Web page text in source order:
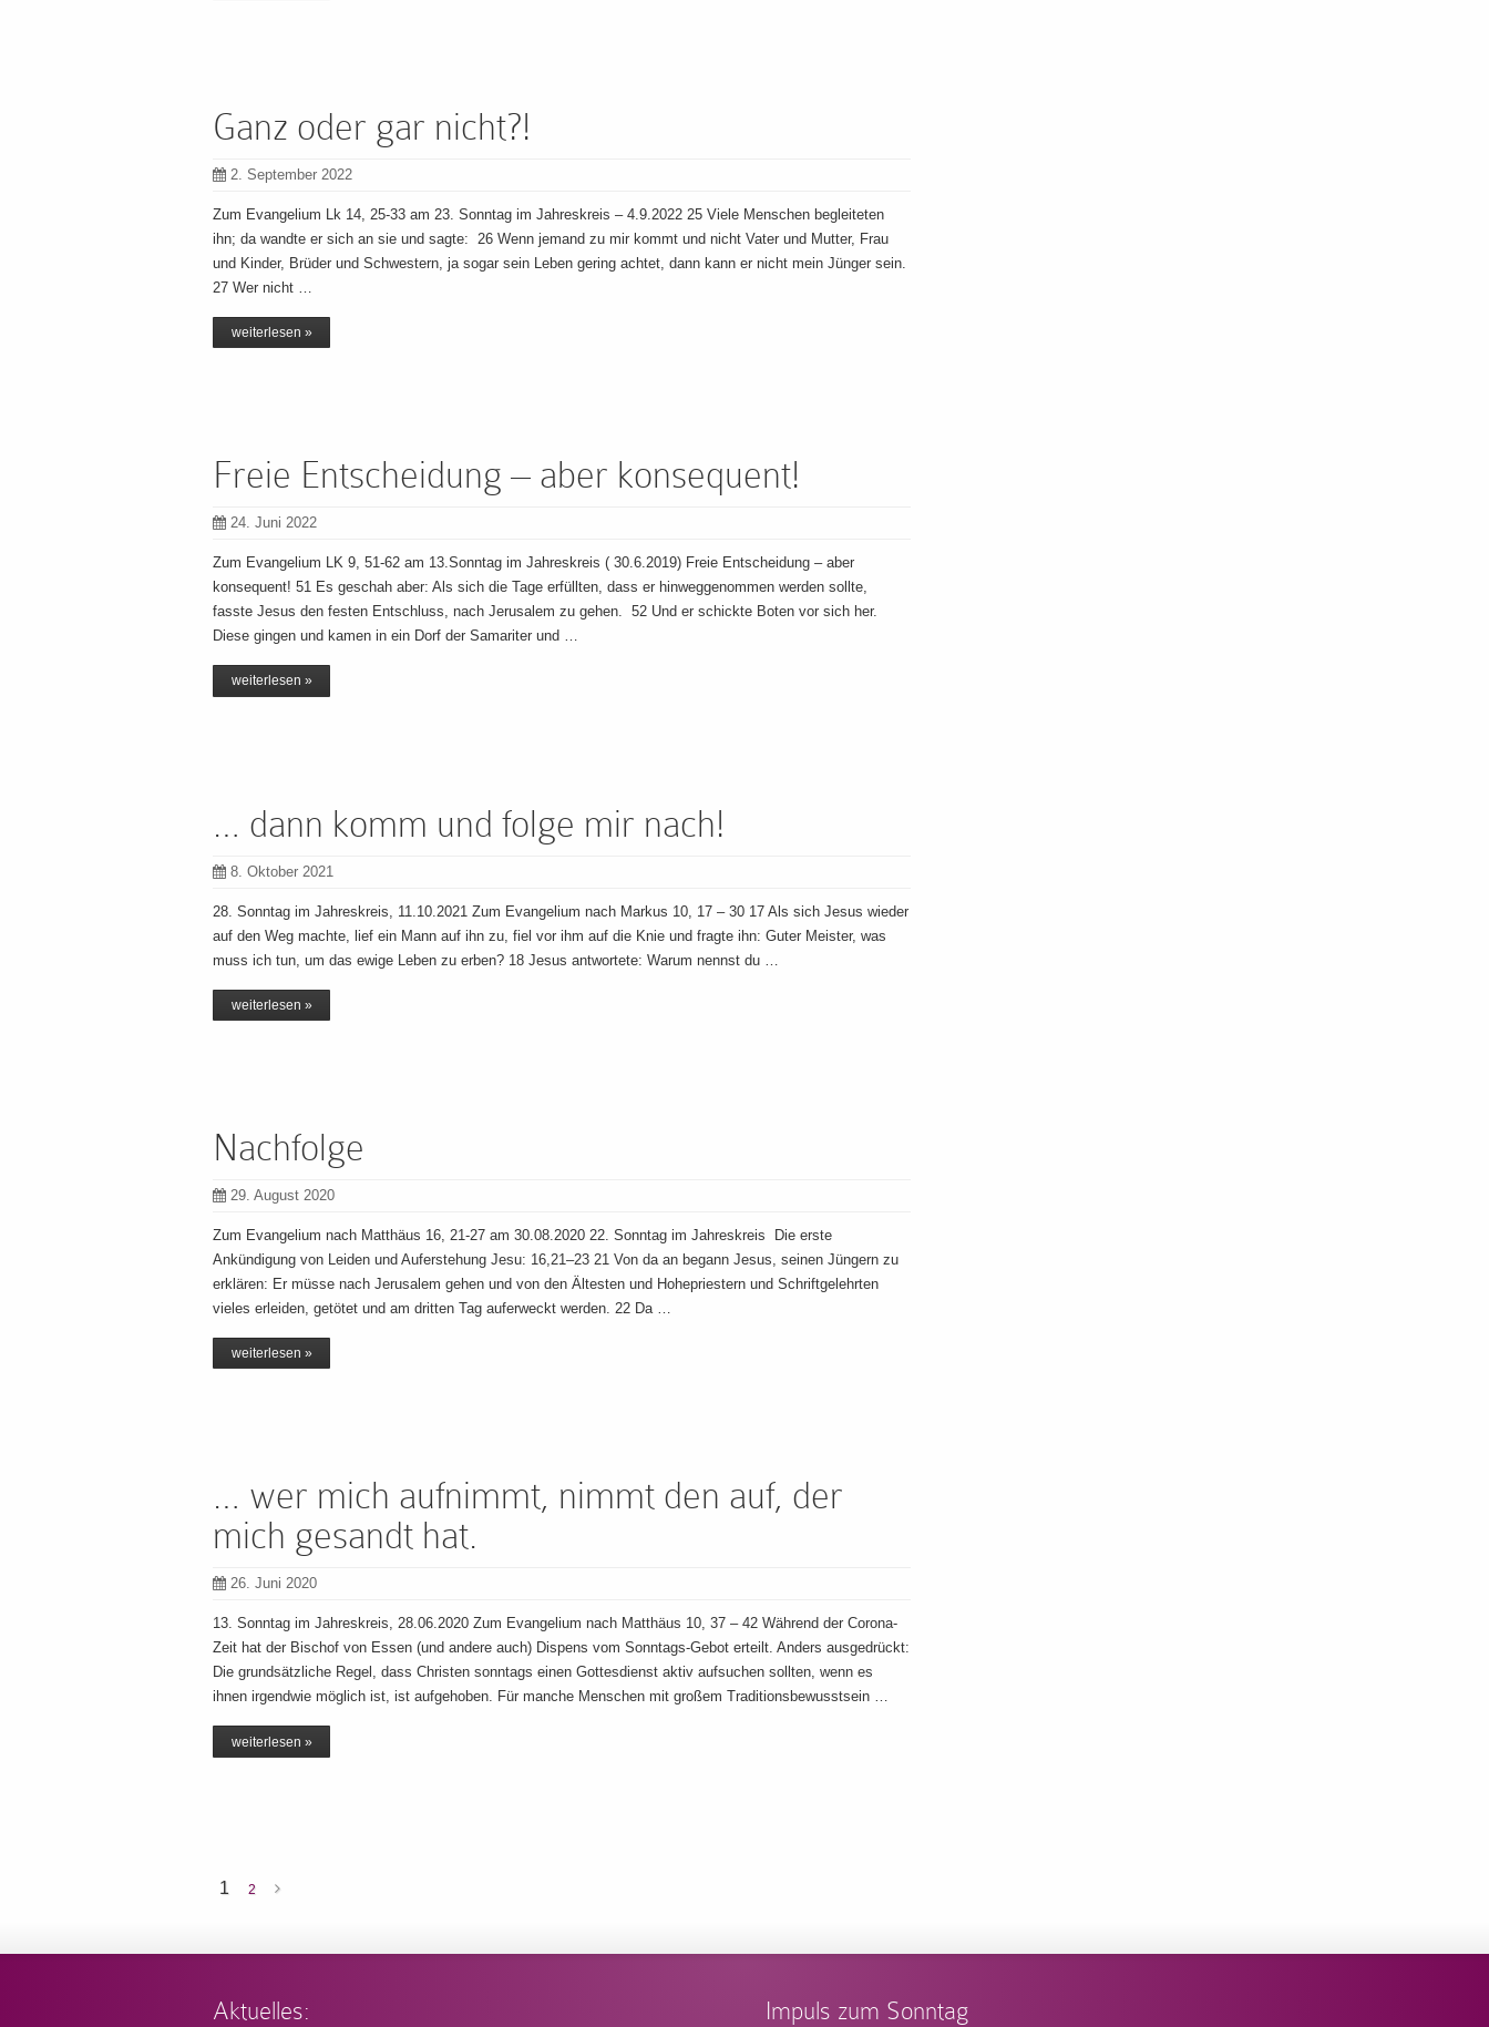
Ganz oder gar nicht?!
2. September 2022
Zum Evangelium Lk 14, 25-33 am 23. Sonntag im Jahreskreis – 4.9.2022 25 Viele Menschen begleiteten
ihn; da wandte er sich an sie und sagte: 26 Wenn jemand zu mir kommt und nicht Vater und Mutter, Frau
und Kinder, Brüder und Schwestern, ja sogar sein Leben gering achtet, dann kann er nicht mein Jünger sein.
27 Wer nicht …
weiterlesen »
Freie Entscheidung – aber konsequent!
24. Juni 2022
Zum Evangelium LK 9, 51-62 am 13.Sonntag im Jahreskreis ( 30.6.2019) Freie Entscheidung – aber
konsequent! 51 Es geschah aber: Als sich die Tage erfüllten, dass er hinweggenommen werden sollte,
fasste Jesus den festen Entschluss, nach Jerusalem zu gehen. 52 Und er schickte Boten vor sich her.
Diese gingen und kamen in ein Dorf der Samariter und …
weiterlesen »
… dann komm und folge mir nach!
8. Oktober 2021
28. Sonntag im Jahreskreis, 11.10.2021 Zum Evangelium nach Markus 10, 17 – 30 17 Als sich Jesus wieder
auf den Weg machte, lief ein Mann auf ihn zu, fiel vor ihm auf die Knie und fragte ihn: Guter Meister, was
muss ich tun, um das ewige Leben zu erben? 18 Jesus antwortete: Warum nennst du …
weiterlesen »
Nachfolge
29. August 2020
Zum Evangelium nach Matthäus 16, 21-27 am 30.08.2020 22. Sonntag im Jahreskreis Die erste
Ankündigung von Leiden und Auferstehung Jesu: 16,21–23 21 Von da an begann Jesus, seinen Jüngern zu
erklären: Er müsse nach Jerusalem gehen und von den Ältesten und Hohepriestern und Schriftgelehrten
vieles erleiden, getötet und am dritten Tag auferweckt werden. 22 Da …
weiterlesen »
… wer mich aufnimmt, nimmt den auf, der
mich gesandt hat.
26. Juni 2020
13. Sonntag im Jahreskreis, 28.06.2020 Zum Evangelium nach Matthäus 10, 37 – 42 Während der Corona-
Zeit hat der Bischof von Essen (und andere auch) Dispens vom Sonntags-Gebot erteilt. Anders ausgedrückt:
Die grundsätzliche Regel, dass Christen sonntags einen Gottesdienst aktiv aufsuchen sollten, wenn es
ihnen irgendwie möglich ist, ist aufgehoben. Für manche Menschen mit großem Traditionsbewusstsein …
weiterlesen »
1 2
Aktuelles: Impuls zum Sonntag